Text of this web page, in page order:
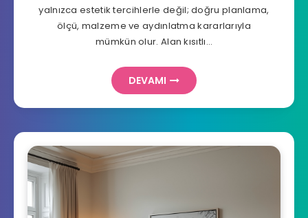
yalnızca estetik tercihlerle değil; doğru planlama,
ölçü, malzeme ve aydınlatma kararlarıyla
mümkün olur. Alan kısıtlı…
DEVAMI